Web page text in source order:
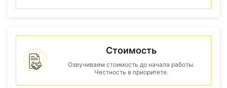
Стоимость
Озвучиваем стоимость до начала работы.
Честность в приоритете.